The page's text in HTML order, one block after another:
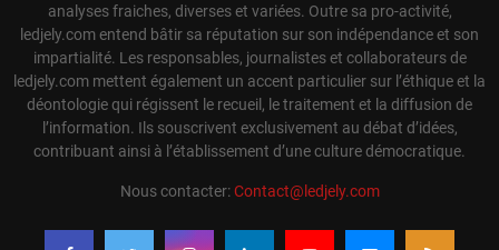
analyses fraiches, diverses et variées. Outre sa pro-activité,
ledjely.com entend bâtir sa réputation sur son indépendance et son
impartialité. Les responsables, journalistes et collaborateurs de
ledjely.com mettent également un accent particulier sur l’éthique et la
déontologie qui régissent le recueil, le traitement et la diffusion de
l’information. Ils souscrivent exclusivement au débat d’idées,
contribuant ainsi à l’établissement d’une culture démocratique.
Nous contacter:Contact@ledjely.com